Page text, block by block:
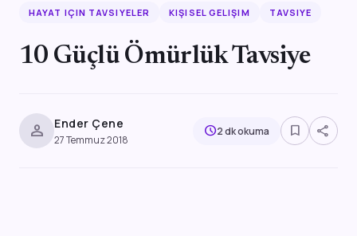
HAYAT IÇIN TAVSIYELER KIŞISEL GELIŞIM TAVSIYE
10 Güçlü Ömürlük Tavsiye
person Ender Çene
27 Temmuz 2018
schedule2 dk okuma bookmark_border share